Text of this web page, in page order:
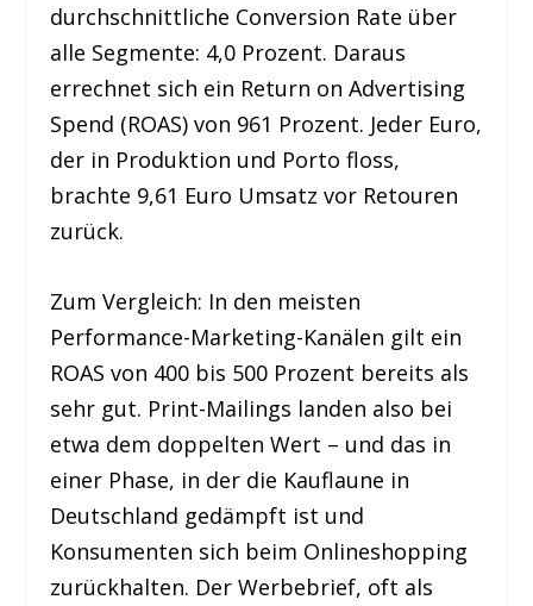
durchschnittliche Conversion Rate über
alle Segmente: 4,0 Prozent. Daraus
errechnet sich ein Return on Advertising
Spend (ROAS) von 961 Prozent. Jeder Euro,
der in Produktion und Porto floss,
brachte 9,61 Euro Umsatz vor Retouren
zurück.
Zum Vergleich: In den meisten
Performance-Marketing-Kanälen gilt ein
ROAS von 400 bis 500 Prozent bereits als
sehr gut. Print-Mailings landen also bei
etwa dem doppelten Wert – und das in
einer Phase, in der die Kauflaune in
Deutschland gedämpft ist und
Konsumenten sich beim Onlineshopping
zurückhalten. Der Werbebrief, oft als